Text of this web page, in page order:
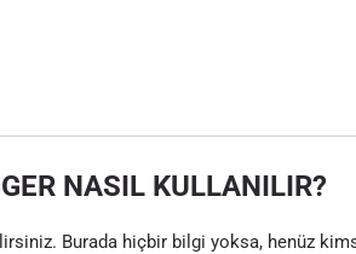
NASIL KULLANILIR?
Burada hiçbir bilgi yoksa, henüz